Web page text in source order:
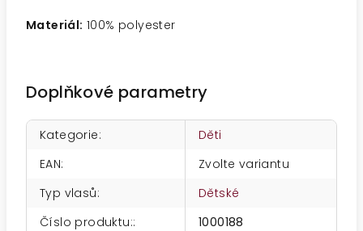
Materiál: 100% polyester
Doplňkové parametry
Kategorie:
Děti
EAN:
Zvolte variantu
Typ vlasů:
Dětské
Číslo produktu:: 1000188